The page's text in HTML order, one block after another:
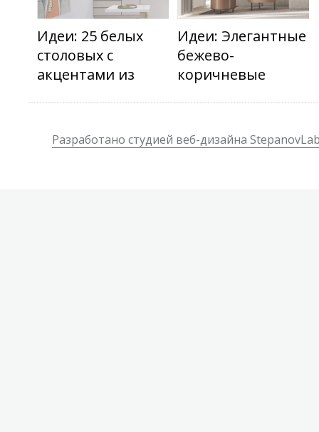
Идеи: 25 белых
столовых с
акцентами из
Идеи: Элегантные
бежево-
коричневые
Разработано студией веб-дизайна